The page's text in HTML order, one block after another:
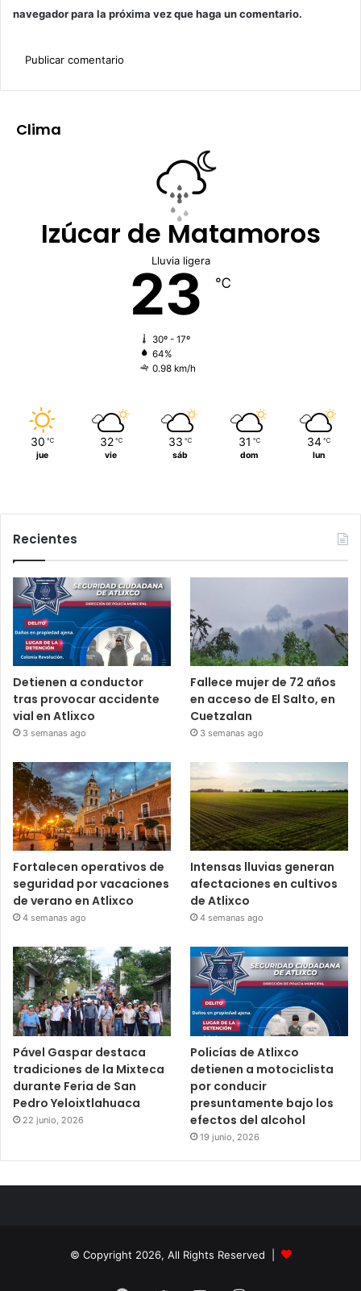
navegador para la próxima vez que haga un comentario.
Clima
Izúcar de Matamoros
Lluvia ligera
23 ℃
30º - 17º
64%
0.98 km/h
30 ℃
jue
32 ℃
vie
33 ℃
sáb
31 ℃
dom
34 ℃
lun
Recientes
Detienen a conductor
tras provocar accidente
vial en Atlixco
3 semanas ago
Fallece mujer de 72 años
en acceso de El Salto, en
Cuetzalan
3 semanas ago
Fortalecen operativos de
seguridad por vacaciones
de verano en Atlixco
4 semanas ago
Intensas lluvias generan
afectaciones en cultivos
de Atlixco
4 semanas ago
Pável Gaspar destaca
tradiciones de la Mixteca
durante Feria de San
Pedro Yeloixtlahuaca
22 junio, 2026
Policías de Atlixco
detienen a motociclista
por conducir
presuntamente bajo los
efectos del alcohol
19 junio, 2026
© Copyright 2026, All Rights Reserved |